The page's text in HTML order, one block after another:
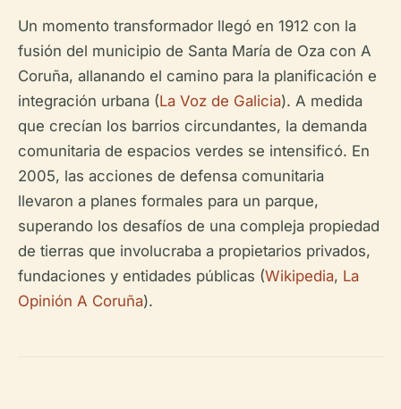
Un momento transformador llegó en 1912 con la
fusión del municipio de Santa María de Oza con A
Coruña, allanando el camino para la planificación e
integración urbana (La Voz de Galicia). A medida
que crecían los barrios circundantes, la demanda
comunitaria de espacios verdes se intensificó. En
2005, las acciones de defensa comunitaria
llevaron a planes formales para un parque,
superando los desafíos de una compleja propiedad
de tierras que involucraba a propietarios privados,
fundaciones y entidades públicas (Wikipedia, La
Opinión A Coruña).